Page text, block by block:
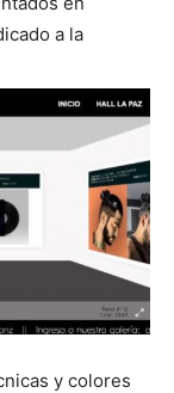
a la
y colores